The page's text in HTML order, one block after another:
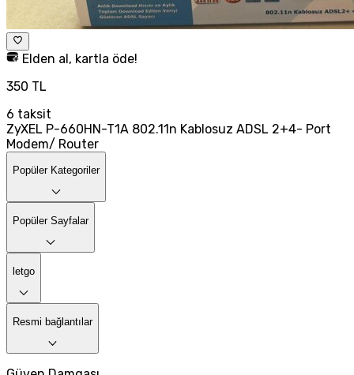
Elden al, kartla öde!
350 TL
6 taksit
ZyXEL P-660HN-T1A 802.11n Kablosuz ADSL 2+4- Port
Modem/ Router
Popüler Kategoriler
Popüler Sayfalar
letgo
Resmi bağlantılar